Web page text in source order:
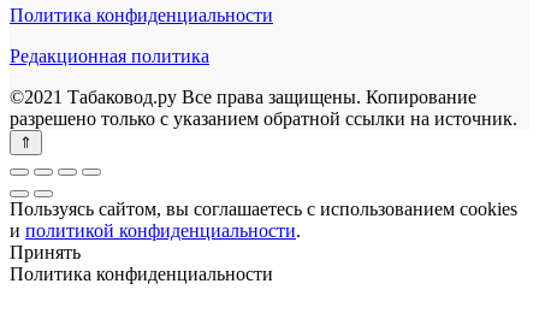
Политика конфиденциальности
Редакционная политика
©2021 Табаковод.ру Все права защищены. Копирование
разрешено только с указанием обратной ссылки на источник.
Пользуясь сайтом, вы соглашаетесь с использованием cookies
и политикой конфиденциальности.
Принять
Политика конфиденциальности